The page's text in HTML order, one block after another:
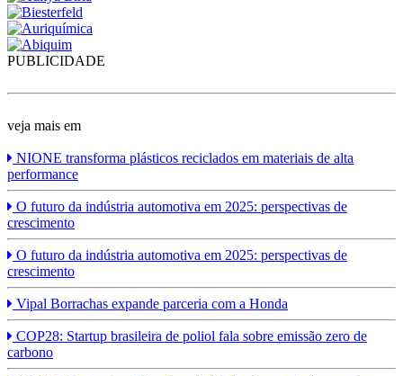
PUBLICIDADE
veja mais em
NIONE transforma plásticos reciclados em materiais de alta
performance
O futuro da indústria automotiva em 2025: perspectivas de
crescimento
O futuro da indústria automotiva em 2025: perspectivas de
crescimento
Vipal Borrachas expande parceria com a Honda
COP28: Startup brasileira de poliol fala sobre emissão zero de
carbono